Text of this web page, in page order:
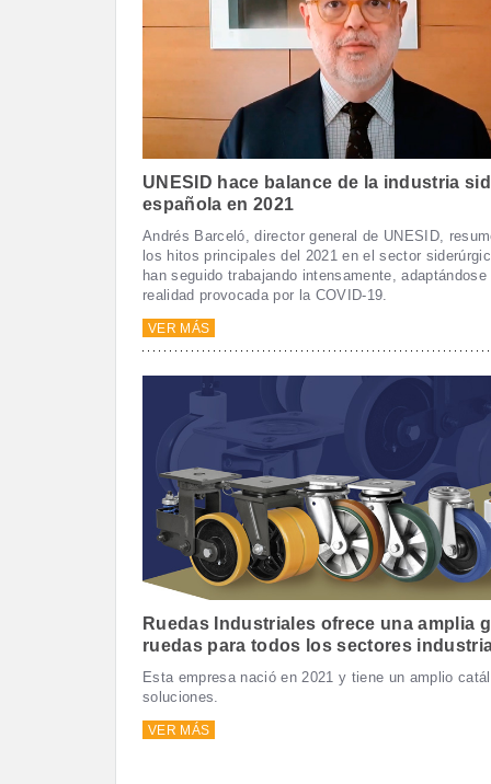
UNESID hace balance de la industria
española en 2021
Andrés Barceló, director general de UNESID,
los hitos principales del 2021 en el sector
han seguido trabajando intensamente,
realidad provocada por la COVID-19.
VER MÁS
Ruedas Industriales ofrece una amplia
ruedas para todos los sectores
Esta empresa nació en 2021 y tiene un amplio
soluciones.
VER MÁS